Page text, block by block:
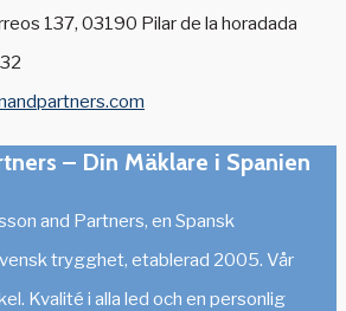
137, 03190 Pilar de la horadada
– Din Mäklare i Spanien
and Partners, en Spansk
trygghet, etablerad 2005. Vår
Kvalité i alla led och en personlig